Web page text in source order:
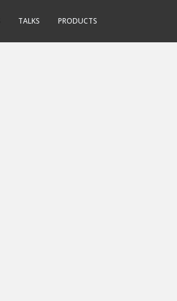
TALKS PRODUCTS